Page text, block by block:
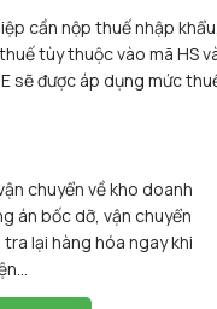
cần nộp thuế nhập
tùy thuộc vào mã HS
sẽ được áp dụng mức
chuyển về kho doanh
án bốc dỡ, vận chuyển
lại hàng hóa ngay khi